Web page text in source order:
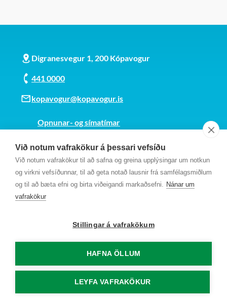
Við notum vafrakökur á þessari vefsíðu
Við notum vafrakökur til að safna og greina upplýsingar um notkun
og virkni vefsíðunnar, til að geta notað lausnir frá samfélagsmiðlum
og til að bæta efni og birta viðeigandi markaðsefni. Nánar um
vafrakökur
Stillingar á vafrakökum
HAFNA ÖLLUM
LEYFA VAFRAKÖKUR
Digranesvegur 1, 200 Kópavogur
441 0000
kopavogur@kopavogur.is
Opnunar- og símatímar
Kt. 700169-3759
Fundarmannagátt